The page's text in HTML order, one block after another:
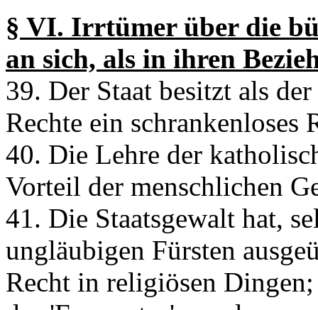
§ VI. Irrtümer über die
an sich, als in ihren
39. Der Staat besitzt als
Rechte ein schrankenloses
40. Die Lehre der
Vorteil der menschlichen
41. Die Staatsgewalt hat,
ungläubigen Fürsten
Recht in religiösen